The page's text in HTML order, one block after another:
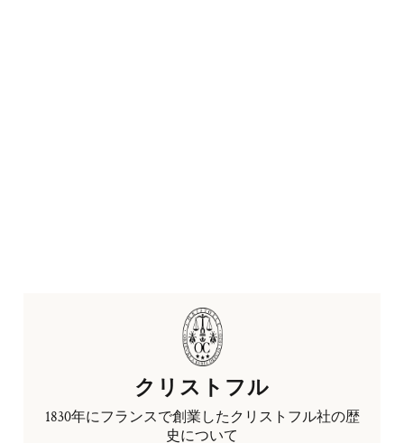
クリストフル
1830年にフランスで創業したクリストフル社の歴
史について